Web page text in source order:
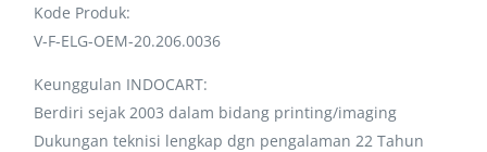
Kode Produk:
V-F-ELG-OEM-20.206.0036
Keunggulan INDOCART:
Berdiri sejak 2003 dalam bidang printing/imaging
Dukungan teknisi lengkap dgn pengalaman 22 Tahun